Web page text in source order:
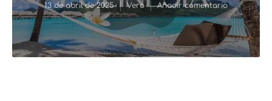
13 de abril de 2025 Vero Añadir comentario